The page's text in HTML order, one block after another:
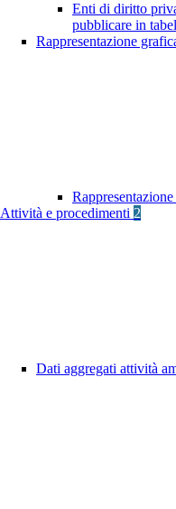
Enti di diritto
pubblicare in
Rappresentazione
Attività e procedimenti 2
Dati aggregati attività